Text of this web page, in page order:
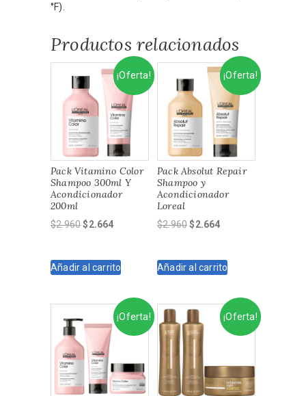
°F).
Productos relacionados
¡Oferta!
Pack Vitamino Color
Shampoo 300ml Y
Acondicionador
200ml
$2.960El
era:
$2.664El
es:
Añadir al carrito
¡Oferta!
Pack Absolut Repair
Shampoo y
Acondicionador
Loreal
$2.960El
era:
$2.664El
es:
Añadir al carrito
¡Oferta! ¡Oferta!